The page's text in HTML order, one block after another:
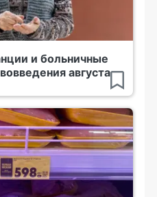
и больничные
августа